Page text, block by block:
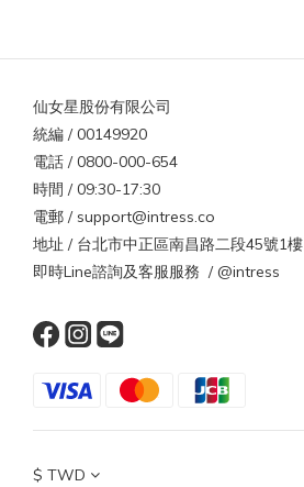
仙女星股份有限公司
統編 / 00149920
電話 / 0800-000-654
時間 / 09:30-17:30
電郵 / support@intress.co
地址 / 台北市中正區南昌路二段45號1樓
即時Line諮詢及客服服務 / @intress
$ TWD